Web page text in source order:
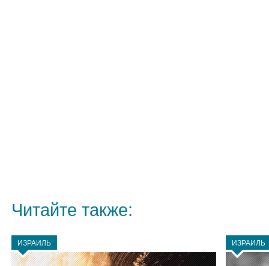
Читайте также:
ИЗРАИЛЬ ИЗРАИЛЬ